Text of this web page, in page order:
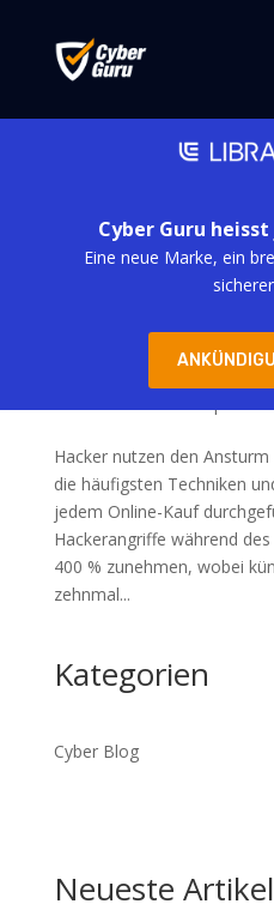
Cyber Guru
Eine neue Marke, ein
Black Friday-Betrug
Hacker nutzen den
die häufigsten Techniken
jedem Online-Kauf
Hackerangriffe während
400 % zunehmen, wobei
zehnmal...
Kategorien
Cyber Blog
Neueste Artikel